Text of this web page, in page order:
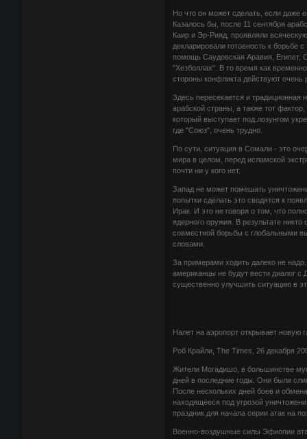
Но что он может сделать, если даже
Казалось бы, после 11 сентября
Каир и Эр-Рияд, проявляли
декларировали готовность к
помощь Саудовская Аравия, Египет,
"Хезболлах". В то время как
стороны конфликта действуют
Здесь пересекается и традиционная
арабской страны, а также тот
который выступает под лозунгом
где "Союз", очень трудно.
По сути, ситуация в Сомали - это
мира в целом, перед исламской
почти ни у кого нет.
Запад не может помешать
попытки сделать это сводятся к
Ирак. И это не говоря о том, что
ядерного оружия. В результате
совместной борьбы с глобальными
словами.
За примерами ходить далеко не
американцы не будут вести диалог
существенно улучшить ситуацию в
Налет на аэропорт открывает новую
Роб Крайли, The Times, 26 декабря
Жители Могадишо, в большинстве
дней в последние годы. Они были
После нескольких дней боев и
находящееся под угрозой
праздник для начала серии атак на
Военно-воздушные силы Эфиопии